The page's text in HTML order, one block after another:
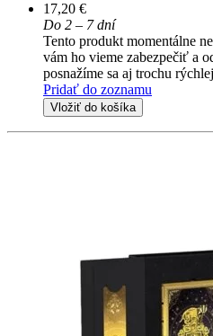
17,20 €
Do 2 – 7 dní
Tento produkt momentálne
vám ho vieme zabezpečiť a
posnažíme sa aj trochu
Pridať do zoznamu
Vložiť do košíka